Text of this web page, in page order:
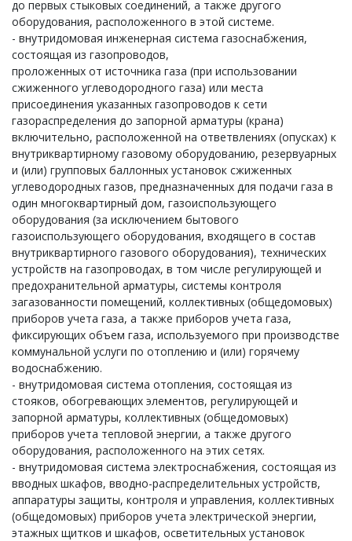
до первых стыковых соединений, а также другого
оборудования, расположенного в этой системе.
- внутридомовая инженерная система газоснабжения,
состоящая из газопроводов,
проложенных от источника газа (при использовании
сжиженного углеводородного газа) или места
присоединения указанных газопроводов к сети
газораспределения до запорной арматуры (крана)
включительно, расположенной на ответвлениях (опусках) к
внутриквартирному газовому оборудованию, резервуарных
и (или) групповых баллонных установок сжиженных
углеводородных газов, предназначенных для подачи газа в
один многоквартирный дом, газоиспользующего
оборудования (за исключением бытового
газоиспользующего оборудования, входящего в состав
внутриквартирного газового оборудования), технических
устройств на газопроводах, в том числе регулирующей и
предохранительной арматуры, системы контроля
загазованности помещений, коллективных (общедомовых)
приборов учета газа, а также приборов учета газа,
фиксирующих объем газа, используемого при производстве
коммунальной услуги по отоплению и (или) горячему
водоснабжению.
- внутридомовая система отопления, состоящая из
стояков, обогревающих элементов, регулирующей и
запорной арматуры, коллективных (общедомовых)
приборов учета тепловой энергии, а также другого
оборудования, расположенного на этих сетях.
- внутридомовая система электроснабжения, состоящая из
вводных шкафов, вводно-распределительных устройств,
аппаратуры защиты, контроля и управления, коллективных
(общедомовых) приборов учета электрической энергии,
этажных щитков и шкафов, осветительных установок